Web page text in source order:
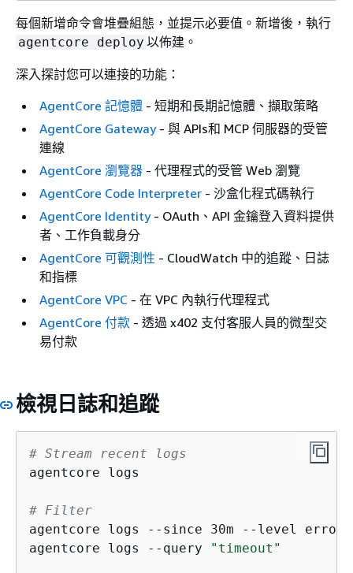
每個新增命令會堆疊組態，並提示必要值。新增後，執行
agentcore deploy 以佈建。
深入探討您可以連接的功能：
AgentCore 記憶體 - 短期和長期記憶體、擷取策略
AgentCore Gateway- 與 APIs和 MCP 伺服器的受管
連線
AgentCore 瀏覽器 - 代理程式的受管 Web 瀏覽
AgentCore Code Interpreter - 沙盒化程式碼執行
AgentCore Identity- OAuth、API 金鑰登入資料提供
者、工作負載身分
AgentCore 可觀測性 - CloudWatch 中的追蹤、日誌
和指標
AgentCore VPC - 在 VPC 內執行代理程式
AgentCore 付款 - 透過 x402 支付客服人員的微型交
易付款
檢視日誌和追蹤
# Stream recent logs
agentcore logs
# Filter
agentcore logs --since 30m --level error
agentcore logs --query
"timeout"